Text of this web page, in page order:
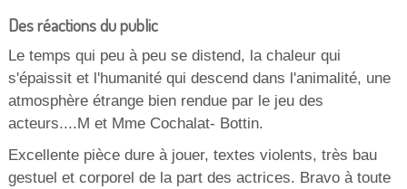
Des réactions du public
Le temps qui peu à peu se distend, la chaleur qui
s'épaissit et l'humanité qui descend dans l'animalité, une
atmosphère étrange bien rendue par le jeu des
acteurs....M et Mme Cochalat- Bottin.
Excellente pièce dure à jouer, textes violents, très bau
gestuel et corporel de la part des actrices. Bravo à toute